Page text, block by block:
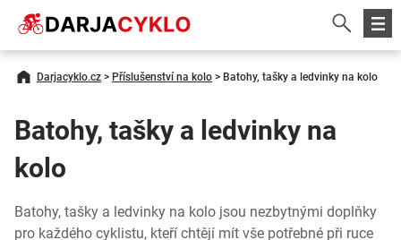
Darjacyklo.cz > Příslušenství na kolo > Batohy, tašky a ledvinky na kolo
Batohy, tašky a ledvinky na
kolo
Batohy, tašky a ledvinky na kolo jsou nezbytnými doplňky
pro každého cyklistu, kteří chtějí mít vše potřebné při ruce